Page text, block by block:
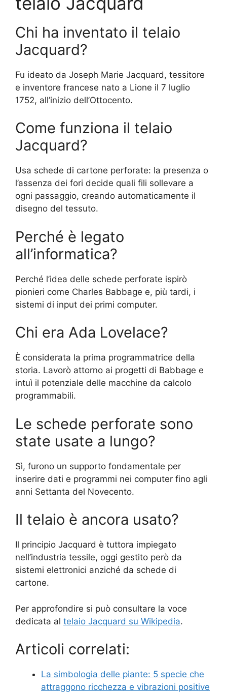
Chi ha inventato il telaio
Jacquard?
Fu ideato da Joseph Marie Jacquard, tessitore
e inventore francese nato a Lione il 7 luglio
1752, all’inizio dell’Ottocento.
Come funziona il telaio
Jacquard?
Usa schede di cartone perforate: la presenza o
l’assenza dei fori decide quali fili sollevare a
ogni passaggio, creando automaticamente il
disegno del tessuto.
Perché è legato
all’informatica?
Perché l’idea delle schede perforate ispirò
pionieri come Charles Babbage e, più tardi, i
sistemi di input dei primi computer.
Chi era Ada Lovelace?
È considerata la prima programmatrice della
storia. Lavorò attorno ai progetti di Babbage e
intuì il potenziale delle macchine da calcolo
programmabili.
Le schede perforate sono
state usate a lungo?
Sì, furono un supporto fondamentale per
inserire dati e programmi nei computer fino agli
anni Settanta del Novecento.
Il telaio è ancora usato?
Il principio Jacquard è tuttora impiegato
nell’industria tessile, oggi gestito però da
sistemi elettronici anziché da schede di
cartone.
Per approfondire si può consultare la voce
dedicata al telaio Jacquard su Wikipedia.
Articoli correlati:
La simbologia delle piante: 5 specie che
attraggono ricchezza e vibrazioni positive